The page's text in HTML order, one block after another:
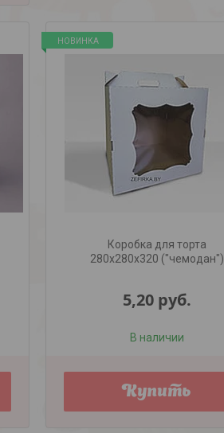
НОВИНКА
Коробка для торта
280х280х320 ("чемодан")
5,20 руб.
В наличии
Купить